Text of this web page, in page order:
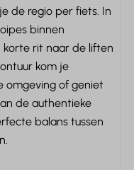
de regio per fiets. In
binnen
korte rit naar de liften
kom je
omgeving of geniet
de authentieke
balans tussen